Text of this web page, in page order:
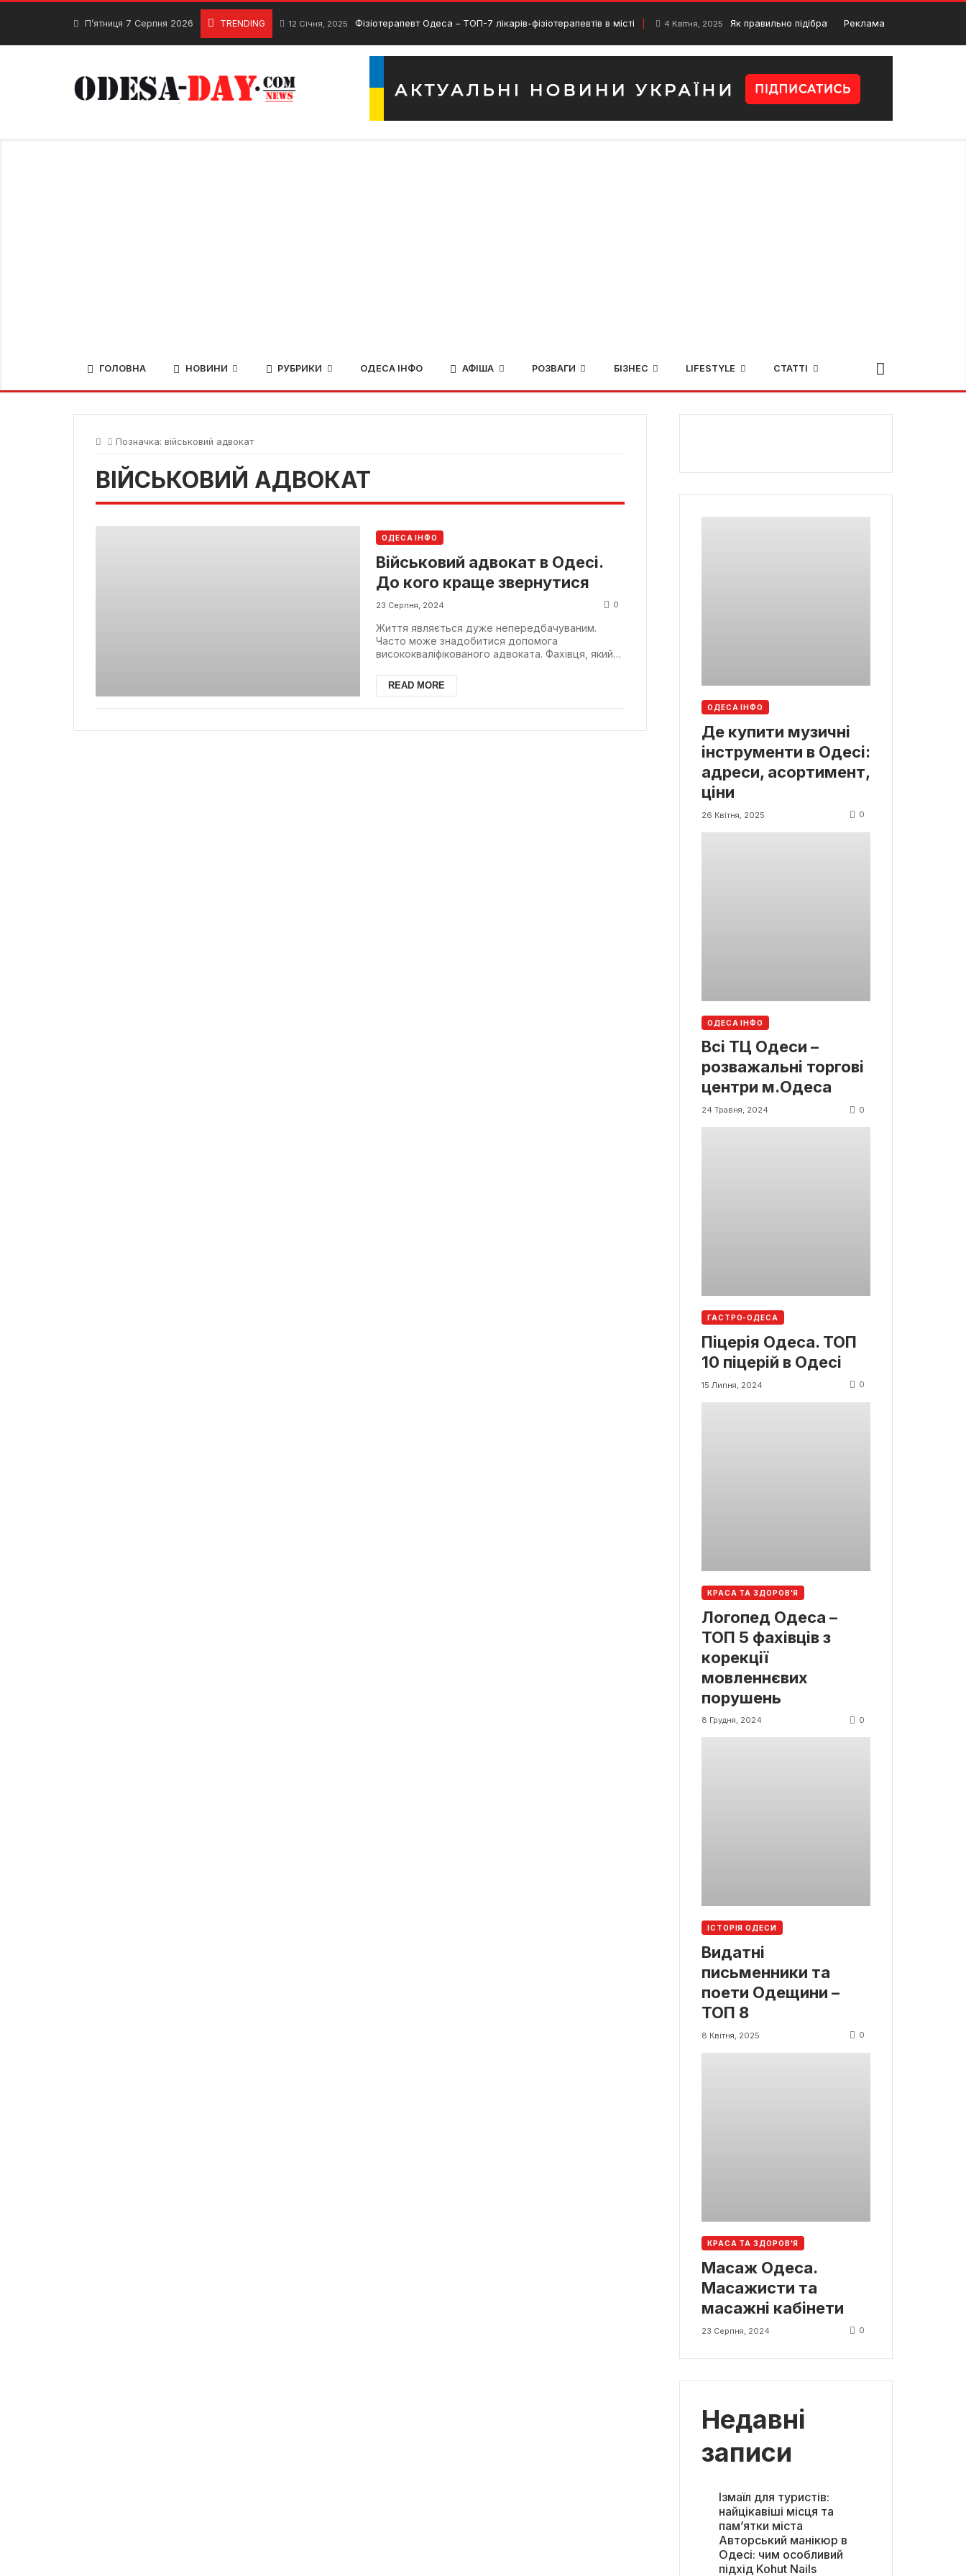
Skip
П’ятниця 7 Серпня 2026 TRENDING 12 Січня, 2025 Фізіотерапевт Одеса – ТОП-7 лікарів-фізіотерапевтів в місті 4 Квітня, 2025 Як правильно підібрати зарядний пристрій для
Реклама
ГОЛОВНА НОВИНИ РУБРИКИ ОДЕСА ІНФО АФІША РОЗВАГИ БІЗНЕС LIFESTYLE СТАТТІ
Позначка: військовий адвокат
ВІЙСЬКОВИЙ АДВОКАТ
ОДЕСА ІНФО
Військовий адвокат в Одесі.
До кого краще звернутися
23 Серпня, 2024 0
Життя являється дуже непередбачуваним.
Часто може знадобитися допомога
висококваліфікованого адвоката. Фахівця, який
READ MORE
ОДЕСА ІНФО
Де купити музичні
інструменти в Одесі:
адреси, асортимент,
ціни
26 Квітня, 2025 0
ОДЕСА ІНФО
Всі ТЦ Одеси –
розважальні торгові
центри м.Одеса
24 Травня, 2024 0
ГАСТРО-ОДЕСА
Піцерія Одеса. ТОП
10 піцерій в Одесі
15 Липня, 2024 0
КРАСА ТА ЗДОРОВ'Я
Логопед Одеса –
ТОП 5 фахівців з
корекції
мовленнєвих
порушень
8 Грудня, 2024 0
ІСТОРІЯ ОДЕСИ
Видатні
письменники та
поети Одещини –
ТОП 8
8 Квітня, 2025 0
КРАСА ТА ЗДОРОВ'Я
Масаж Одеса.
Масажисти та
масажні кабінети
23 Серпня, 2024 0
Недавні
записи
Ізмаїл для туристів:
найцікавіші місця та
пам’ятки міста
Авторський манікюр в
Одесі: чим особливий
підхід Kohut Nails